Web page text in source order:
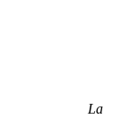
La